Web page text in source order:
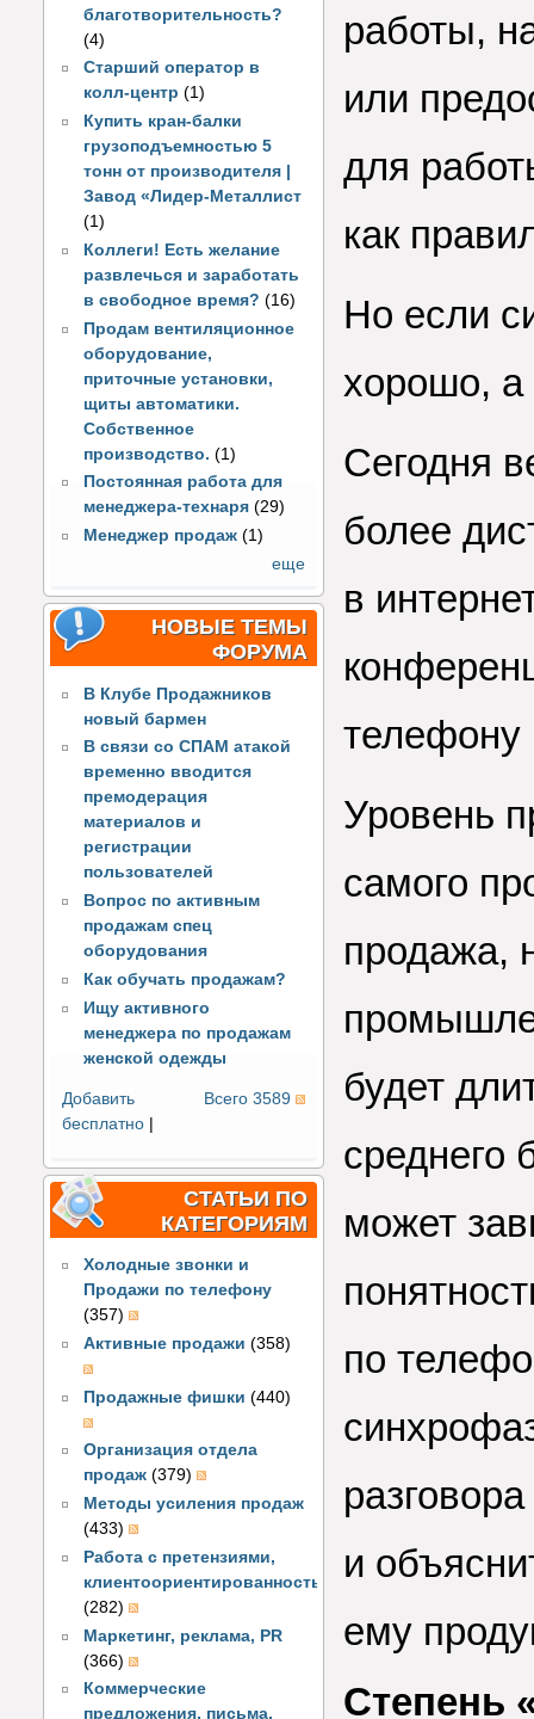
благотворительность?
(4)
Старший оператор в
колл-центр (1)
Купить кран-балки
грузоподъемностью 5
тонн от производителя |
Завод «Лидер-Металлист
(1)
Коллеги! Есть желание
развлечься и заработать
в свободное время? (16)
Продам вентиляционное
оборудование,
приточные установки,
щиты автоматики.
Собственное
производство. (1)
Постоянная работа для
менеджера-технаря (29)
Менеджер продаж (1)
еще
НОВЫЕ ТЕМЫ
ФОРУМА
В Клубе Продажников
новый бармен
В связи со СПАМ атакой
временно вводится
премодерация
материалов и
регистрации
пользователей
Вопрос по активным
продажам спец
оборудования
Как обучать продажам?
Ищу активного
менеджера по продажам
женской одежды
Всего 3589
Добавить
бесплатно |
СТАТЬИ ПО
КАТЕГОРИЯМ
Холодные звонки и
Продажи по телефону
(357)
Активные продажи (358)
Продажные фишки (440)
Организация отдела
продаж (379)
Методы усиления продаж
(433)
Работа с претензиями,
клиентоориентированность
(282)
Маркетинг, реклама, PR
(366)
Коммерческие
предложения, письма,
работы,
или
для
как
Но если
хорошо, а
Сегодня
более
в
телефону
Уровень
самого
продажа,
будет
среднего
может
по
и
ему
Степень